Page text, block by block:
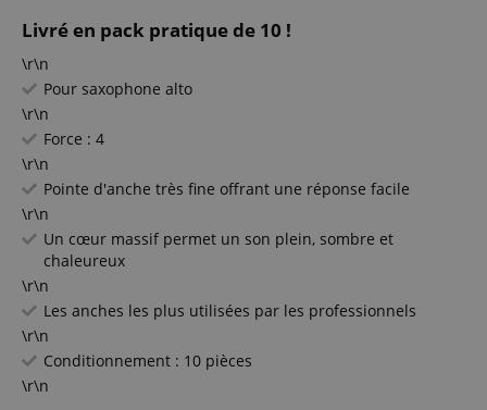
Livré en pack pratique de 10 !
\r\n
Pour saxophone alto
\r\n
Force : 4
\r\n
Pointe d'anche très fine offrant une réponse facile
\r\n
Un cœur massif permet un son plein, sombre et
chaleureux
\r\n
Les anches les plus utilisées par les professionnels
\r\n
Conditionnement : 10 pièces
\r\n